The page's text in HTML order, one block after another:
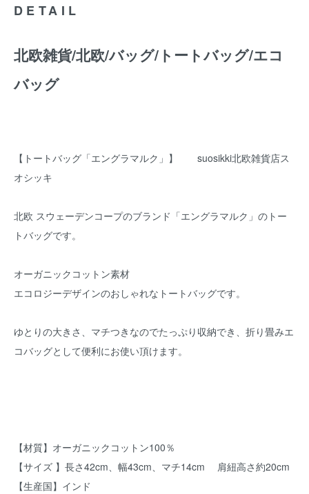
DETAIL
北欧雑貨/北欧/バッグ/トートバッグ/エコ
バッグ
【トートバッグ「エングラマルク」】 suosikki北欧雑貨店ス
オシッキ
北欧 スウェーデンコープのブランド「エングラマルク」のトー
トバッグです。
オーガニックコットン素材
エコロジーデザインのおしゃれなトートバッグです。
ゆとりの大きさ、マチつきなのでたっぷり収納でき、折り畳みエ
コバッグとして便利にお使い頂けます。
【材質】オーガニックコットン100％
【サイズ 】長さ42cm、幅43cm、マチ14cm 肩紐高さ約20cm
【生産国】インド